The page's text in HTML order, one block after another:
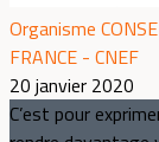
Organisme
FRANCE - CNEF
20 janvier 2020
C’est pour